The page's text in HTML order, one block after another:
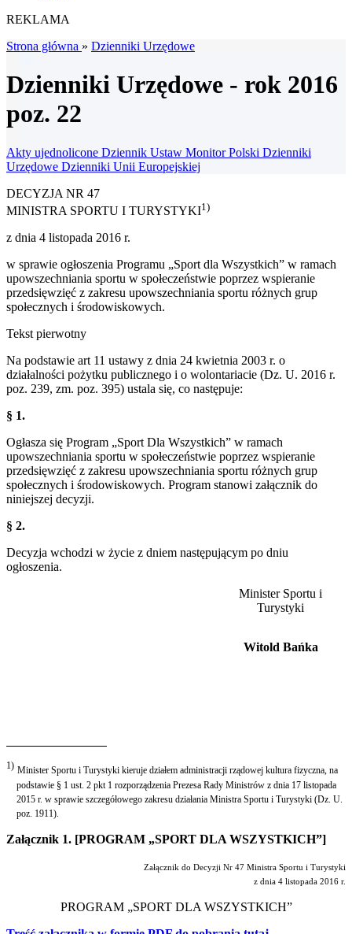
REKLAMA
Strona główna » Dzienniki Urzędowe
Dzienniki Urzędowe - rok 2016
poz. 22
Akty ujednolicone Dziennik Ustaw Monitor Polski Dzienniki
Urzędowe Dzienniki Unii Europejskiej
DECYZJA NR 47
MINISTRA SPORTU I TURYSTYKI1)
z dnia 4 listopada 2016 r.
w sprawie ogłoszenia Programu „Sport dla Wszystkich” w ramach
upowszechniania sportu w społeczeństwie poprzez wspieranie
przedsięwzięć z zakresu upowszechniania sportu różnych grup
społecznych i środowiskowych.
Tekst pierwotny
Na podstawie art 11 ustawy z dnia 24 kwietnia 2003 r. o
działalności pożytku publicznego i o wolontariacie (Dz. U. 2016 r.
poz. 239, zm. poz. 395) ustala się, co następuje:
§ 1.
Ogłasza się Program „Sport Dla Wszystkich” w ramach
upowszechniania sportu w społeczeństwie poprzez wspieranie
przedsięwzięć z zakresu upowszechniania sportu różnych grup
społecznych i środowiskowych. Program stanowi załącznik do
niniejszej decyzji.
§ 2.
Decyzja wchodzi w życie z dniem następującym po dniu
ogłoszenia.
Minister Sportu i
Turystyki
Witold Bańka
1) Minister Sportu i Turystyki kieruje działem administracji rządowej kultura fizyczna, na
podstawie § 1 ust. 2 pkt 1 rozporządzenia Prezesa Rady Ministrów z dnia 17 listopada
2015 r. w sprawie szczegółowego zakresu działania Ministra Sportu i Turystyki (Dz. U.
poz. 1911).
Załącznik 1. [PROGRAM „SPORT DLA WSZYSTKICH”]
Załącznik do Decyzji Nr 47 Ministra Sportu i Turystyki
z dnia 4 listopada 2016 r.
PROGRAM „SPORT DLA WSZYSTKICH”